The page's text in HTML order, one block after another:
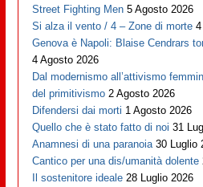
Street Fighting Men 5 Agosto 2026
Si alza il vento / 4 – Zone di morte
Genova è Napoli: Blaise Cendrars
4 Agosto 2026
Dal modernismo all’attivismo
del primitivismo 2 Agosto 2026
Difendersi dai morti 1 Agosto 2026
Quello che è stato fatto di noi 31
Anamnesi di una paranoia 30 Luglio
Cantico per una dis/umanità dolente
Il sostenitore ideale 28 Luglio 2026